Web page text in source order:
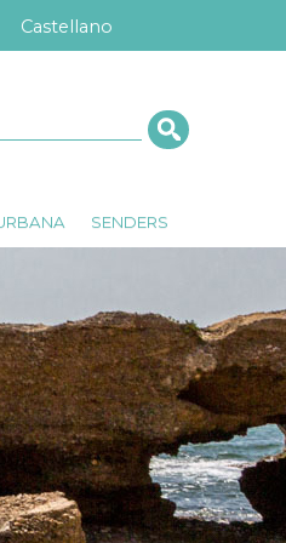
Castellano
SENDERS